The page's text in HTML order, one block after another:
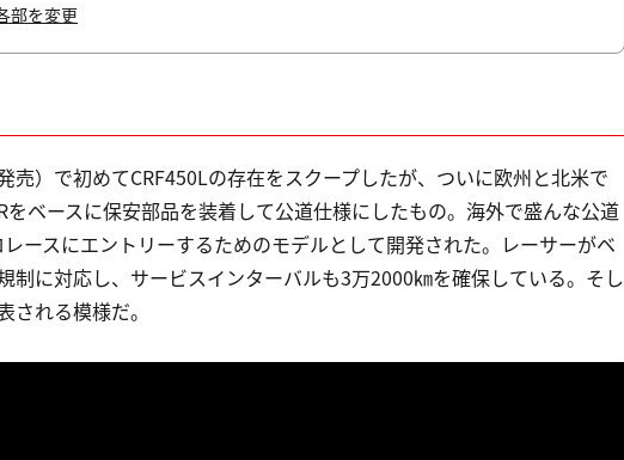
部を変更
売）で初めてCRF450Lの存在をスクープしたが、ついに欧州と北米で
をベースに保安部品を装着して公道仕様にしたもの。海外で盛んな公道
ースにエントリーするためのモデルとして開発された。レーサーがベ
制に対応し、サービスインターバルも3万2000㎞を確保している。そし
される模様だ。